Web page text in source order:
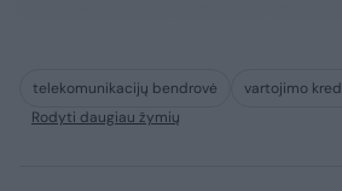
telekomunikacijų bendrovė vartojimo
Rodyti daugiau žymių